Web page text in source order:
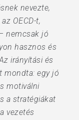
nevezte,
OECD-t,
nemcsak jó
hasznos és
irányítási és
mondta: egy jó
motiválni
a stratégiákat
vezetés